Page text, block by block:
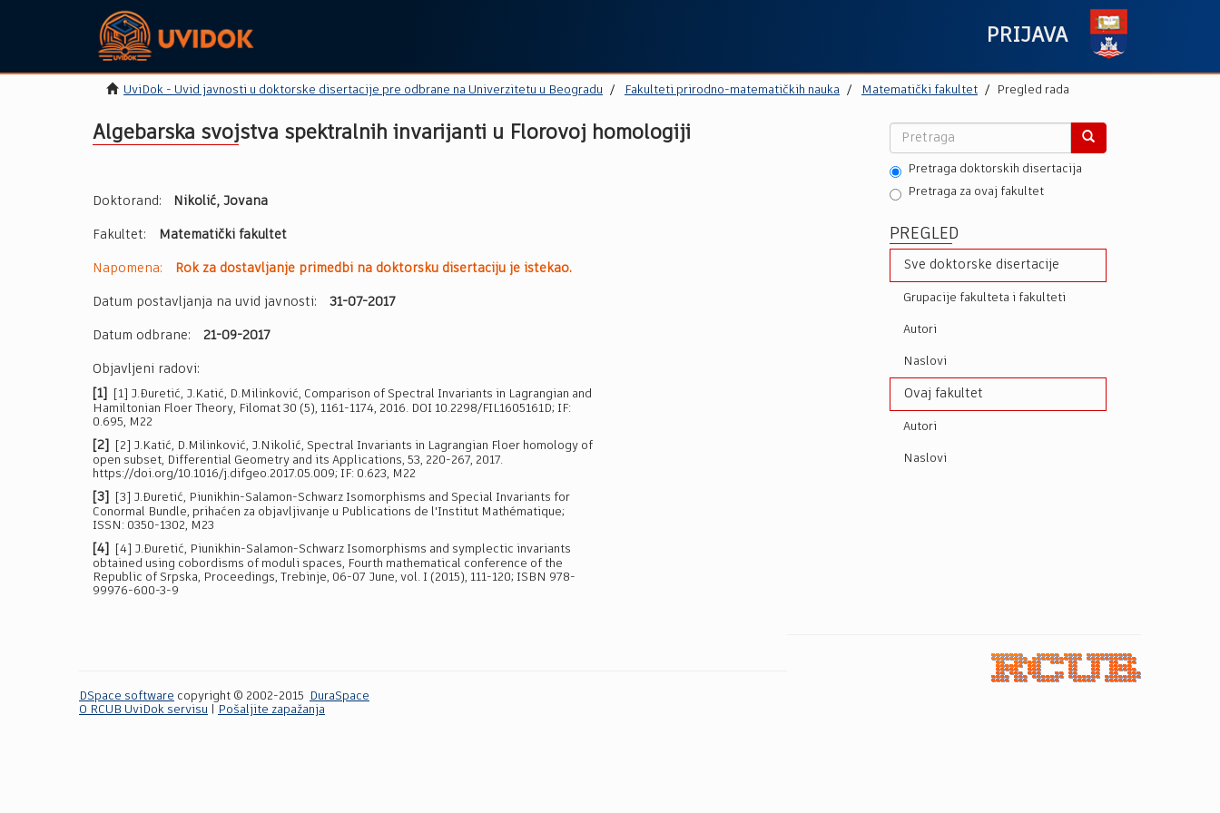
PRIJAVA
UviDok - Uvid javnosti u doktorske disertacije pre odbrane na Univerzitetu u Beogradu Fakulteti prirodno-matematičkih nauka Matematički fakultet Pregled rada
Algebarska svojstva spektralnih invarijanti u Florovoj homologiji
Doktorand: Nikolić, Jovana
Fakultet: Matematički fakultet
Napomena: Rok za dostavljanje primedbi na doktorsku disertaciju je istekao.
Datum postavljanja na uvid javnosti: 31-07-2017
Datum odbrane: 21-09-2017
Objavljeni radovi:
[1]
[1] J.Đuretić, J.Katić, D.Milinković, Comparison of Spectral Invariants in Lagrangian and
Hamiltonian Floer Theory, Filomat 30 (5), 1161-1174, 2016. DOI 10.2298/FIL1605161D; IF:
0.695, M22
[2]
[2] J.Katić, D.Milinković, J.Nikolić, Spectral Invariants in Lagrangian Floer homology of
open subset, Differential Geometry and its Applications, 53, 220-267, 2017.
https://doi.org/10.1016/j.difgeo.2017.05.009; IF: 0.623, M22
[3]
[3] J.Đuretić, Piunikhin-Salamon-Schwarz Isomorphisms and Special Invariants for
Conormal Bundle, prihaćen za objavljivanje u Publications de l'Institut Mathématique;
ISSN: 0350-1302, M23
[4]
[4] J.Đuretić, Piunikhin-Salamon-Schwarz Isomorphisms and symplectic invariants
obtained using cobordisms of moduli spaces, Fourth mathematical conference of the
Republic of Srpska, Proceedings, Trebinje, 06-07 June, vol. I (2015), 111-120; ISBN 978-
99976-600-3-9
Pretraga doktorskih disertacija
Pretraga za ovaj fakultet
PREGLED
Sve doktorske disertacije
Grupacije fakulteta i fakulteti
Autori
Naslovi
Ovaj fakultet
Autori
Naslovi
DSpace software copyright © 2002-2015
DuraSpace
O RCUB UviDok servisu
Pošaljite zapažanja